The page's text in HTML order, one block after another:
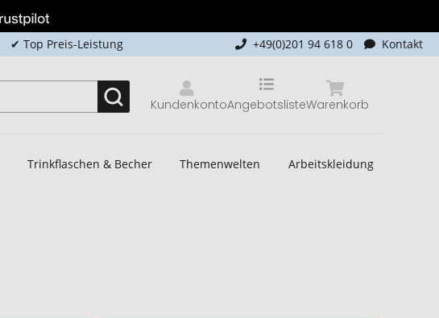
✔ Top Preis-Leistung +49(0)201 94 618 0 Kontakt
Kundenkonto Warenkorb
Angebotsliste
Trinkflaschen & Becher Themenwelten Arbeitskleidung